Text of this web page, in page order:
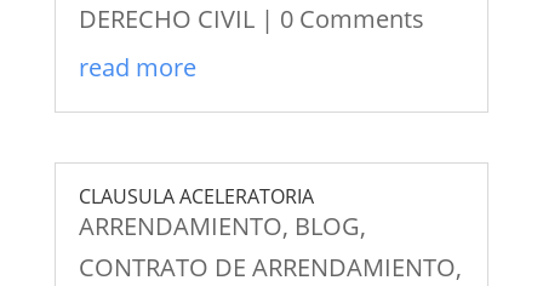
DERECHO CIVIL| 0 Comments
read more
CLAUSULA ACELERATORIA
ARRENDAMIENTO, BLOG,
CONTRATO DE ARRENDAMIENTO,